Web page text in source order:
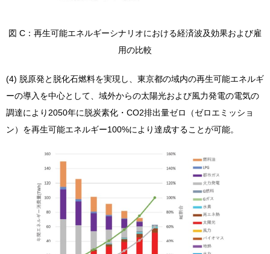
図 C：再生可能エネルギーシナリオにおける経済波及効果および雇
用の比較
(4) 脱原発と脱化石燃料を実現し、東京都の域内の再生可能エネルギ
ーの導入を中心として、域外からの太陽光および風力発電の電気の
調達により2050年に脱炭素化・CO2排出量ゼロ（ゼロエミッショ
ン）を再生可能エネルギー100%により達成することが可能。